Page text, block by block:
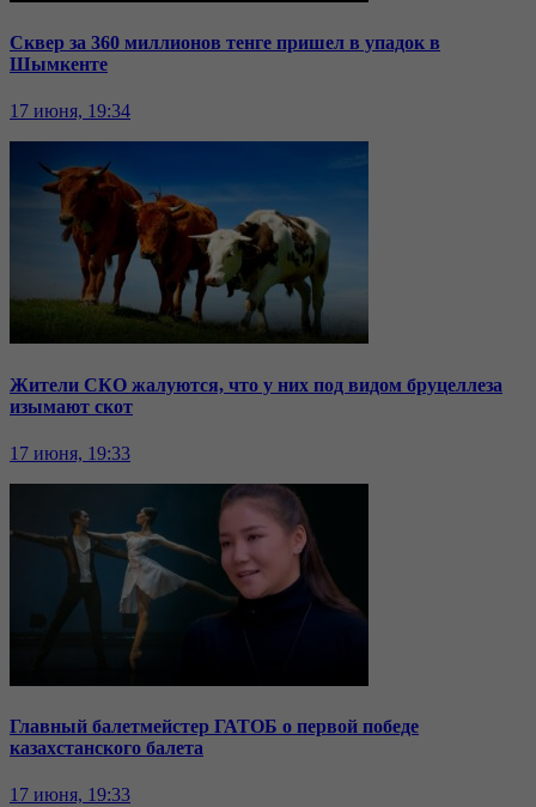
Сквер за 360 миллионов тенге пришел в упадок в
Шымкенте
17 июня, 19:34
Жители СКО жалуются, что у них под видом бруцеллеза
изымают скот
17 июня, 19:33
Главный балетмейстер ГАТОБ о первой победе
казахстанского балета
17 июня, 19:33